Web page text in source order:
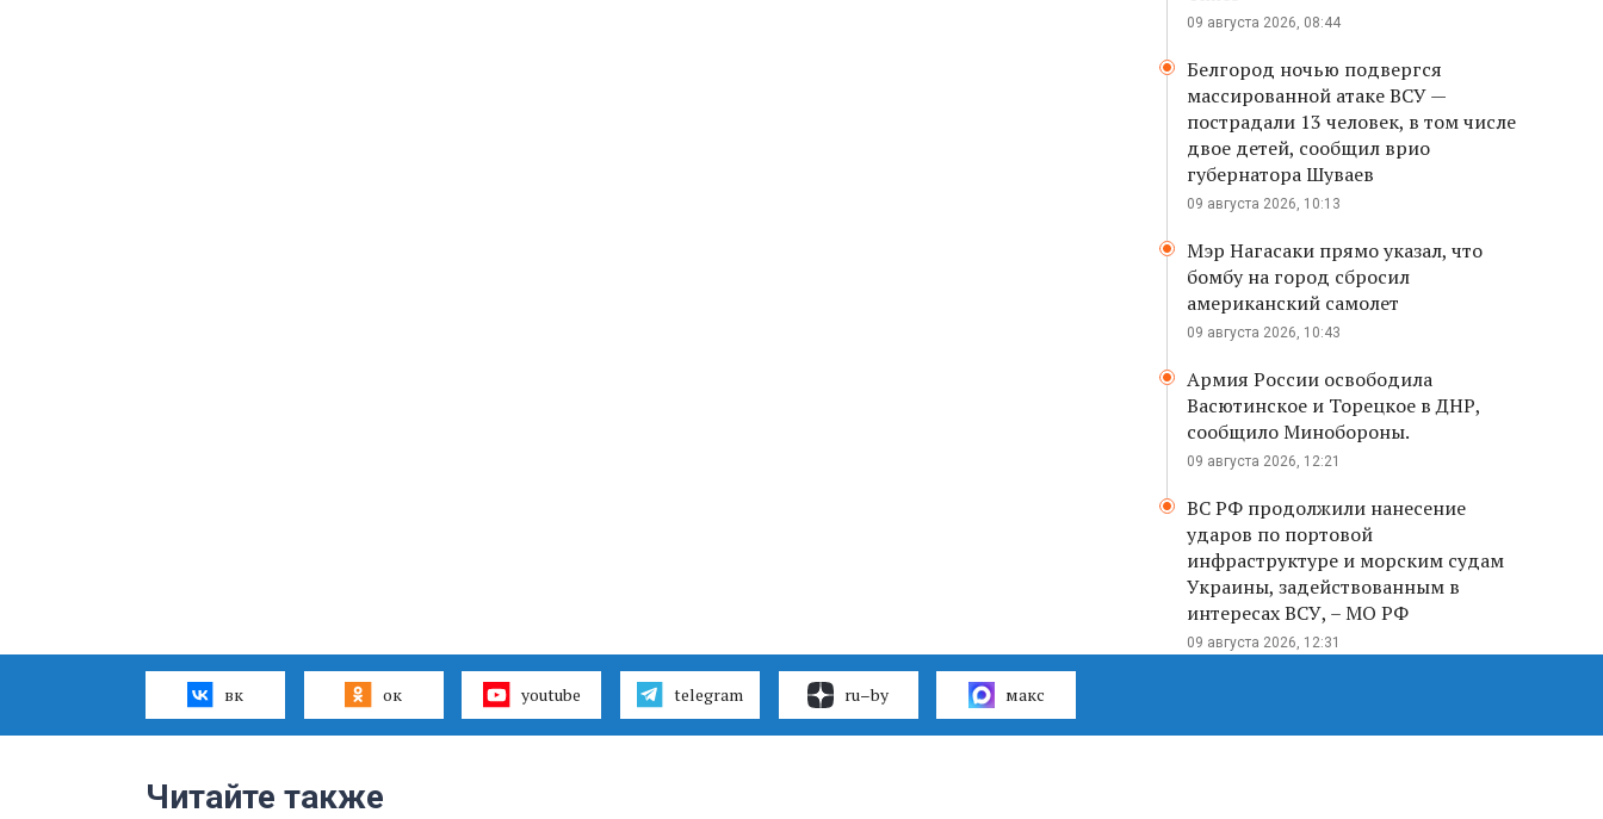
09 августа 2026, 08:44
Белгород ночью подвергся
массированной атаке ВСУ —
пострадали 13 человек, в том числе
двое детей, сообщил врио
губернатора Шуваев
09 августа 2026, 10:13
Мэр Нагасаки прямо указал, что
бомбу на город сбросил
американский самолет
09 августа 2026, 10:43
Армия России освободила
Васютинское и Торецкое в ДНР,
сообщило Минобороны.
09 августа 2026, 12:21
ВС РФ продолжили нанесение
ударов по портовой
инфраструктуре и морским судам
Украины, задействованным в
интересах ВСУ, – МО РФ
09 августа 2026, 12:31
вк ок youtube telegram ru–by макс
Читайте также